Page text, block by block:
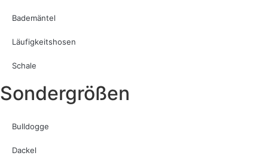
Bademäntel
Läufigkeitshosen
Schale
Sondergrößen
Bulldogge
Dackel